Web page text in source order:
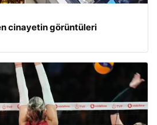
cinayetin görüntüleri